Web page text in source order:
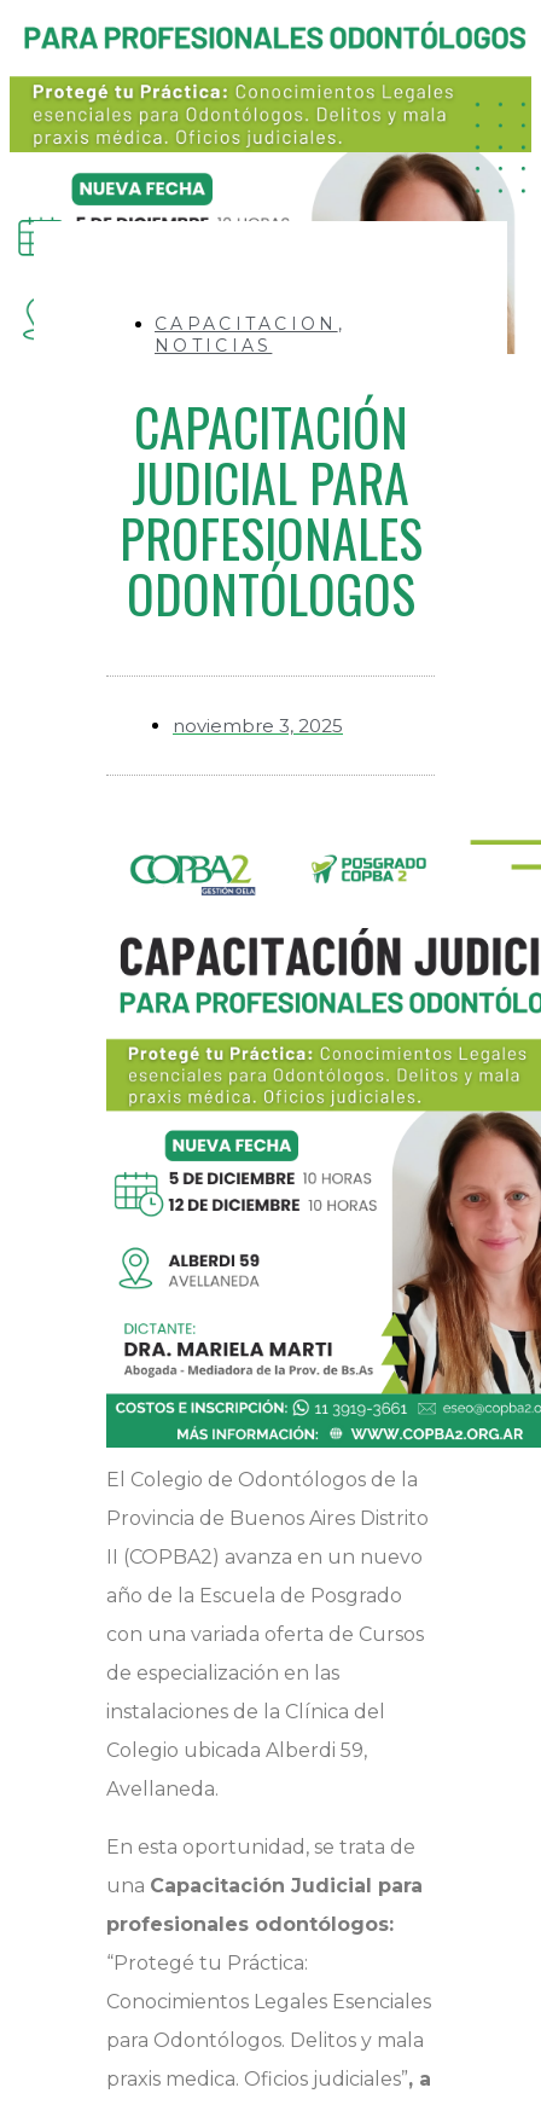
CAPACITACION ,
NOTICIAS
CAPACITACIÓN
JUDICIAL PARA
PROFESIONALES
ODONTÓLOGOS
noviembre 3, 2025
El Colegio de Odontólogos de la
Provincia de Buenos Aires Distrito
II (COPBA2) avanza en un nuevo
año de la Escuela de Posgrado
con una variada oferta de Cursos
de especialización en las
instalaciones de la Clínica del
Colegio ubicada Alberdi 59,
Avellaneda.
En esta oportunidad, se trata de
una Capacitación Judicial para
profesionales odontólogos:
“Protegé tu Práctica:
Conocimientos Legales Esenciales
para Odontólogos. Delitos y mala
praxis medica. Oficios judiciales”, a